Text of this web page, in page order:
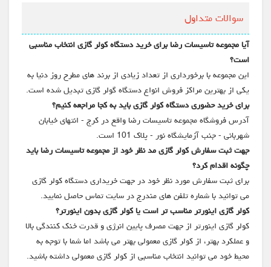
سوالات متداول
آیا مجموعه تاسیسات رضا برای خرید دستگاه کولر گازی انتخاب مناسبی
است؟
این مجموعه با برخورداری از تعداد زیادی از برند های مطرح روز دنیا به
یکی از بهترین مراکز فروش انواع دستگاه گولر گازی تبدیل شده است.
برای خرید حضوری دستگاه کولر گازی باید به کجا مراجعه کنیم؟
آدرس فروشگاه مجموعه تاسیسات رضا واقع در کرج - انتهای خیابان
شهربانی - جنب آزمایشگاه نور - پلاک 101 است.
جهت ثبت سفارش کولر گازی مد نظر خود از مجموعه تاسیسات رضا باید
چگونه اقدام کرد؟
برای ثبت سفارش مورد نظر خود در جهت خریداری دستگاه کولر گازی
می توانید با شماره تلفن های مندرج در سایت تماس حاصل نمایید.
کولر گازی اینورتر مناسب تر است یا کولر گازی بدون اینورتر؟
کولر گازی اینورتر از جهت مصرف پایین انرژی و قدرت خنک کنندگی بالا
و عملکرد بهتر، از کولر گازی معمولی بهتر می باشد اما شما با توجه به
محیط خود می توانید انتخاب مناسبی از کولر گازی معمولی داشته باشید.